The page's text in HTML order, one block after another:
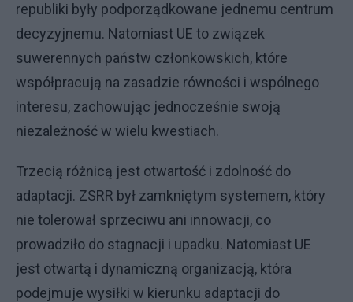
republiki były podporządkowane jednemu centrum
decyzyjnemu. Natomiast UE to związek
suwerennych państw członkowskich, które
współpracują na zasadzie równości i wspólnego
interesu, zachowując jednocześnie swoją
niezależność w wielu kwestiach.
Trzecią różnicą jest otwartość i zdolność do
adaptacji. ZSRR był zamkniętym systemem, który
nie tolerował sprzeciwu ani innowacji, co
prowadziło do stagnacji i upadku. Natomiast UE
jest otwartą i dynamiczną organizacją, która
podejmuje wysiłki w kierunku adaptacji do